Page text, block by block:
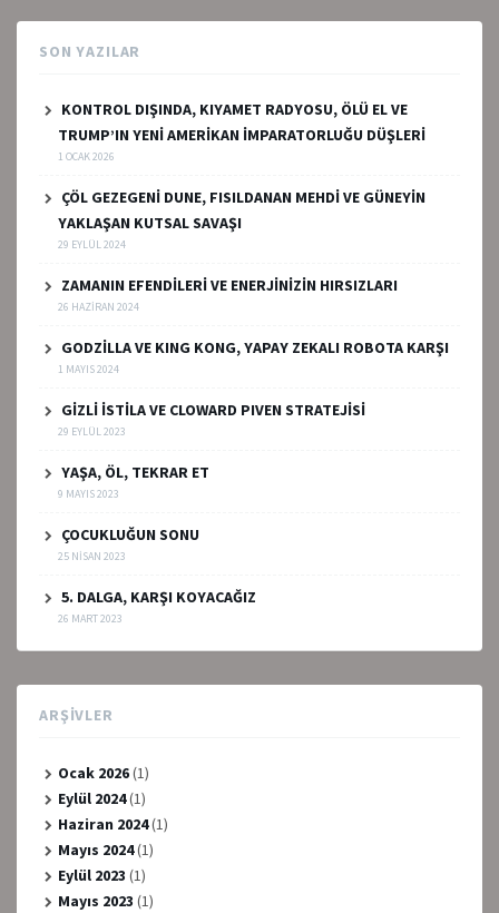
SON YAZILAR
KONTROL DIŞINDA, KIYAMET RADYOSU, ÖLÜ EL VE
TRUMP’IN YENİ AMERİKAN İMPARATORLUĞU DÜŞLERİ
1 OCAK 2026
ÇÖL GEZEGENİ DUNE, FISILDANAN MEHDİ VE GÜNEYİN
YAKLAŞAN KUTSAL SAVAŞI
29 EYLÜL 2024
ZAMANIN EFENDİLERİ VE ENERJİNİZİN HIRSIZLARI
26 HAZIRAN 2024
GODZİLLA VE KING KONG, YAPAY ZEKALI ROBOTA KARŞI
1 MAYIS 2024
GİZLİ İSTİLA VE CLOWARD PIVEN STRATEJİSİ
29 EYLÜL 2023
YAŞA, ÖL, TEKRAR ET
9 MAYIS 2023
ÇOCUKLUĞUN SONU
25 NISAN 2023
5. DALGA, KARŞI KOYACAĞIZ
26 MART 2023
ARŞIVLER
Ocak 2026(1)
Eylül 2024(1)
Haziran 2024(1)
Mayıs 2024(1)
Eylül 2023 (1)
Mayıs 2023 (1)